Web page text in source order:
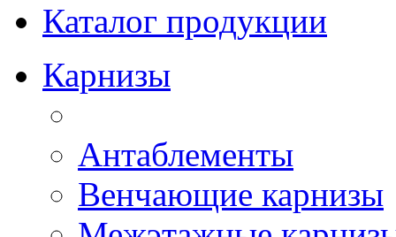
Каталог продукции
Карнизы
Антаблементы
Венчающие карнизы